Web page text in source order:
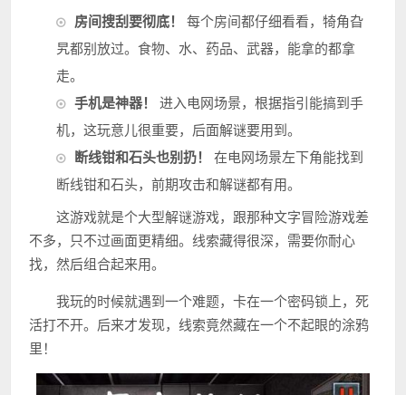
房间搜刮要彻底！
每个房间都仔细看看，犄角旮
旯都别放过。食物、水、药品、武器，能拿的都拿
走。
手机是神器！
进入电网场景，根据指引能搞到手
机，这玩意儿很重要，后面解谜要用到。
断线钳和石头也别扔！
在电网场景左下角能找到
断线钳和石头，前期攻击和解谜都有用。
这游戏就是个大型解谜游戏，跟那种文字冒险游戏差
不多，只不过画面更精细。线索藏得很深，需要你耐心
找，然后组合起来用。
我玩的时候就遇到一个难题，卡在一个密码锁上，死
活打不开。后来才发现，线索竟然藏在一个不起眼的涂鸦
里！